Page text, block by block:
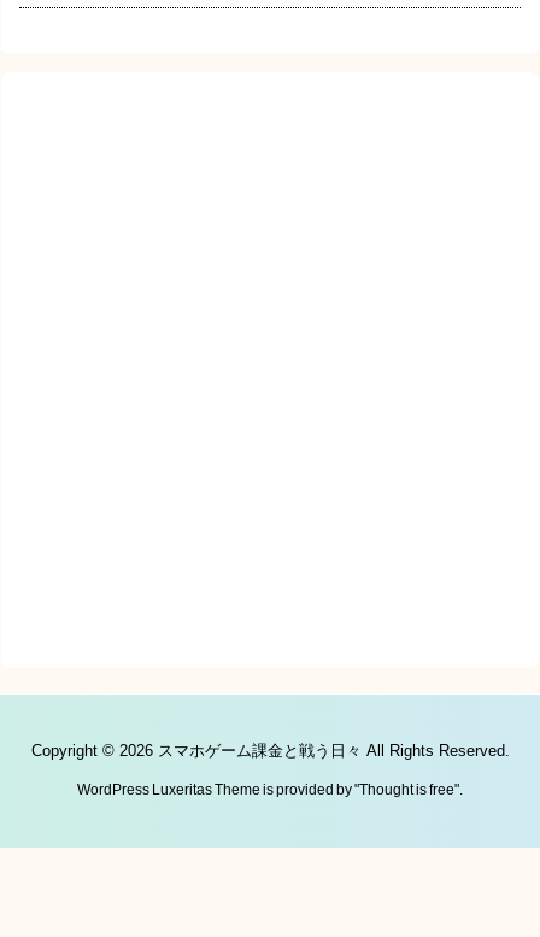
Copyright © 2026 スマホゲーム課金と戦う日々 All Rights Reserved.
WordPress Luxeritas Theme is provided by "Thought is free".